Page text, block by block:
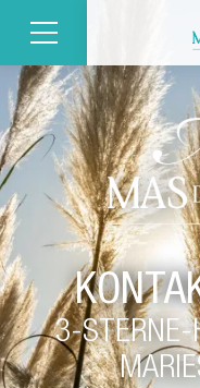
3-STERNE-